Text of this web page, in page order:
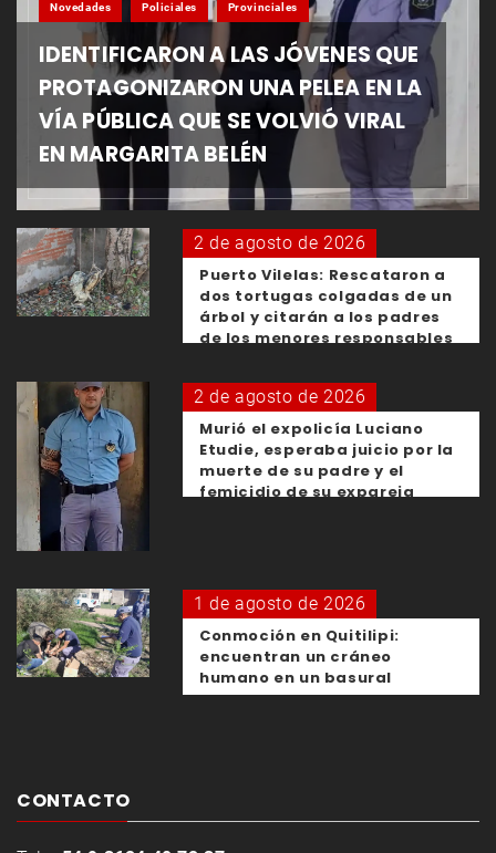
Novedades Policiales Provinciales
IDENTIFICARON A LAS JÓVENES QUE
PROTAGONIZARON UNA PELEA EN LA
VÍA PÚBLICA QUE SE VOLVIÓ VIRAL
EN MARGARITA BELÉN
2 de agosto de 2026
Puerto Vilelas: Rescataron a
dos tortugas colgadas de un
árbol y citarán a los padres
de los menores responsables
2 de agosto de 2026
Murió el expolicía Luciano
Etudie, esperaba juicio por la
muerte de su padre y el
femicidio de su expareja
1 de agosto de 2026
Conmoción en Quitilipi:
encuentran un cráneo
humano en un basural
CONTACTO